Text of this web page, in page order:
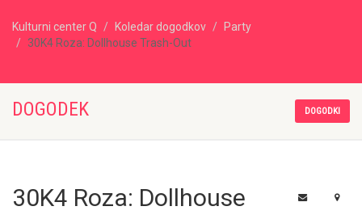
Kulturni center Q Koledar dogodkov
Party
30K4 Roza: Dollhouse Trash-Out
DOGODEK DOGODKI
30K4 Roza: Dollhouse